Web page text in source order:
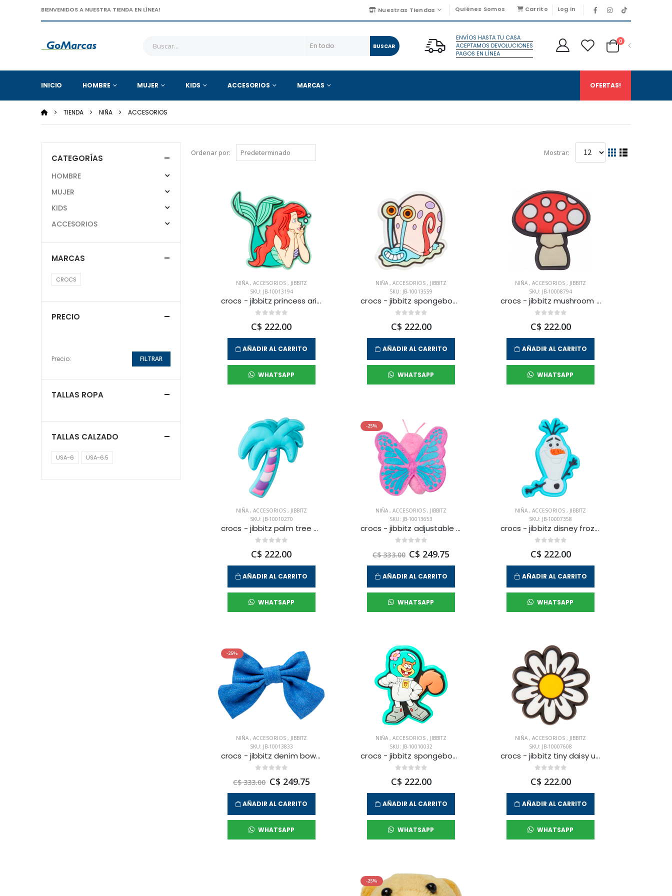
BIENVENIDOS A NUESTRA TIENDA EN LÍNEA! Nuestras Tiendas Quiénes Somos Carrito Log In
BUSCAR
ENVÍOS HASTA TU CASA
ACEPTAMOS DEVOLUCIONES
PAGOS EN LÍNEA
0
INICIO HOMBRE MUJER KIDS ACCESORIOS MARCAS OFERTAS!
TIENDA NIÑA ACCESORIOS
Ordenar por: Mostrar:
NIÑA , ACCESORIOS , JIBBITZ
SKU: JB-10013194
crocs - jibbitz princess ariel unisex
C$ 222.00
AÑADIR AL CARRITO
WHATSAPP
NIÑA , ACCESORIOS , JIBBITZ
SKU: JB-10013559
crocs - jibbitz spongebob gary unisex
C$ 222.00
AÑADIR AL CARRITO
WHATSAPP
NIÑA,ACCESORIOS, JIBBITZ
SKU: JB-10008794
crocs - jibbitz mushroom unisex
C$ 222.00
AÑADIR AL CARRITO
WHATSAPP
NIÑA , ACCESORIOS , JIBBITZ
SKU: JB-10010270
crocs - jibbitz palm tree unisex
C$ 222.00
AÑADIR AL CARRITO
WHATSAPP
-25%
NIÑA , ACCESORIOS , JIBBITZ
SKU: JB-10013653
crocs - jibbitz adjustable butterfly unisex
C$ 333.00 C$ 249.75
AÑADIR AL CARRITO
WHATSAPP
NIÑA,ACCESORIOS, JIBBITZ
SKU: JB-10007358
crocs - jibbitz disney frozen 2 olaf unisex
C$ 222.00
AÑADIR AL CARRITO
WHATSAPP
-25%
NIÑA , ACCESORIOS , JIBBITZ
SKU: JB-10013833
crocs - jibbitz denim bow unisex
C$ 333.00 C$ 249.75
AÑADIR AL CARRITO
WHATSAPP
NIÑA , ACCESORIOS , JIBBITZ
SKU: JB-10010032
crocs - jibbitz spongebob sandy unisex
C$ 222.00
AÑADIR AL CARRITO
WHATSAPP
NIÑA,ACCESORIOS, JIBBITZ
SKU: JB-10007608
crocs - jibbitz tiny daisy unisex
C$ 222.00
AÑADIR AL CARRITO
WHATSAPP
-25%
CATEGORÍAS
HOMBRE
MUJER
KIDS
ACCESORIOS
MARCAS
CROCS
PRECIO
Precio: FILTRAR
TALLAS ROPA
TALLAS CALZADO
USA-6 USA-6.5